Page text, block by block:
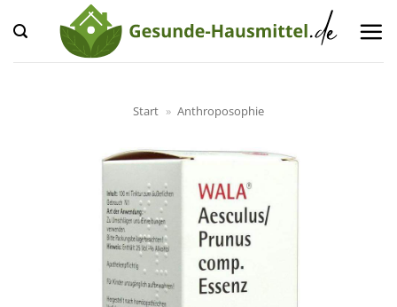
Inhalt
springen
Start » Anthroposophie